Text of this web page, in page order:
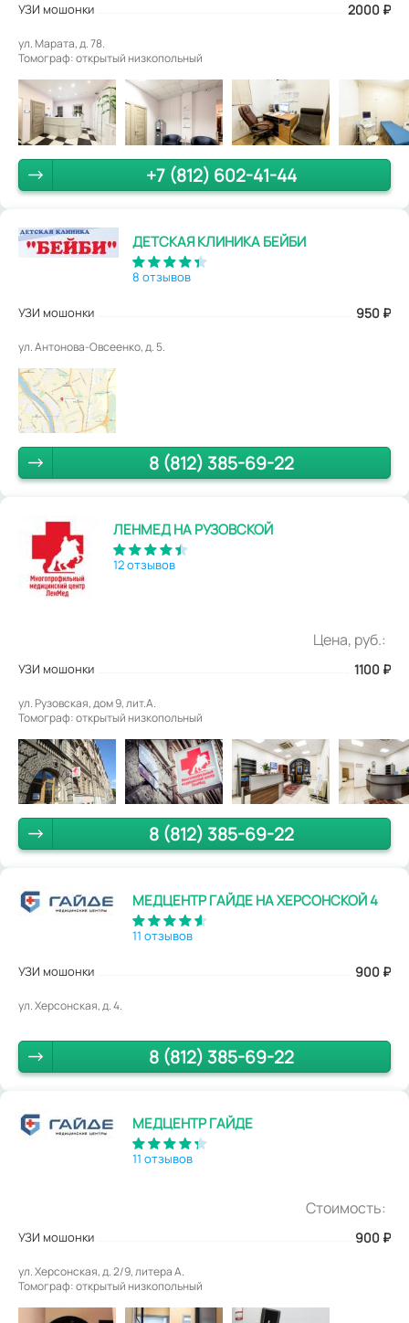
УЗИ мошонки 2000 ₽
ул. Марата, д. 78.
Томограф: открытый низкопольный
+7 (812) 602-41-44
ДЕТСКАЯ КЛИНИКА БЕЙБИ
8 отзывов
УЗИ мошонки 950 ₽
ул. Антонова-Овсеенко, д. 5.
8 (812) 385-69-22
ЛЕНМЕД НА РУЗОВСКОЙ
12 отзывов
Цена, руб.:
УЗИ мошонки 1100 ₽
ул. Рузовская, дом 9, лит.А.
Томограф: открытый низкопольный
8 (812) 385-69-22
МЕДЦЕНТР ГАЙДЕ НА ХЕРСОНСКОЙ 4
11 отзывов
УЗИ мошонки 900 ₽
ул. Херсонская, д. 4.
8 (812) 385-69-22
МЕДЦЕНТР ГАЙДЕ
11 отзывов
Стоимость:
УЗИ мошонки 900 ₽
ул. Херсонская, д. 2/9, литера А.
Томограф: открытый низкопольный